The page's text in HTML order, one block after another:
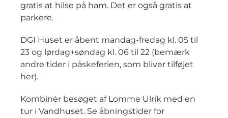
gratis at hilse på ham. Det er også gratis at
parkere.
DGI Huset er åbent mandag-fredag kl. 05 til
23 og lørdag+søndag kl. 06 til 22 (bemærk
andre tider i påskeferien, som bliver tilføjet
her).
Kombinér besøget af Lomme Ulrik med en
tur i Vandhuset. Se åbningstider for